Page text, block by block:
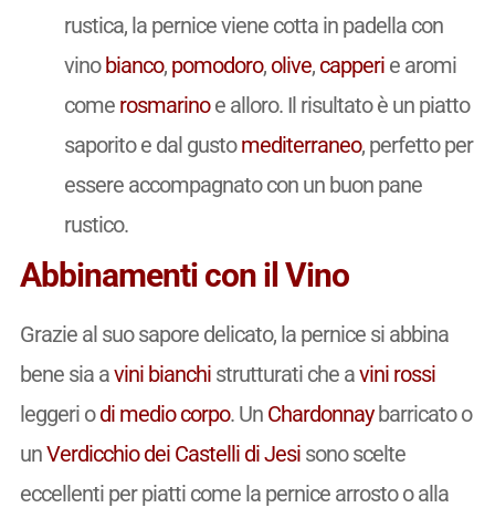
rustica, la pernice viene cotta in padella con
vinobianco, pomodoro, olive, capperie aromi
come rosmarinoe alloro. Il risultato è un piatto
saporito e dal gustomediterraneo, perfetto per
essere accompagnato con un buon pane
rustico.
Abbinamenti con il Vino
Grazie al suo sapore delicato, la pernice si abbina
bene sia avini bianchistrutturati che avini rossi
leggeri odi medio corpo. Un Chardonnaybarricato o
unVerdicchio dei Castelli di Jesisono scelte
eccellenti per piatti come la pernice arrosto o alla